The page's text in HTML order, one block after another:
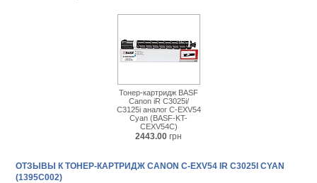
Тонер-картридж BASF
Canon iR C3025i/
C3125i аналог C-EXV54
Cyan (BASF-KT-
CEXV54C)
2443.00 грн
ОТЗЫВЫ К ТОНЕР-КАРТРИДЖ CANON C-EXV54 IR C3025I CYAN
(1395C002)